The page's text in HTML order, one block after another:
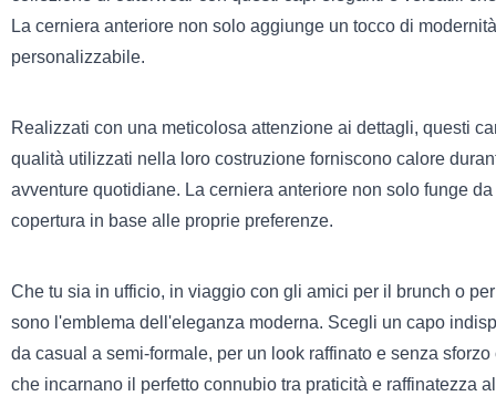
La cerniera anteriore non solo aggiunge un tocco di
personalizzabile.
Realizzati con una meticolosa attenzione ai dettagli, questi
qualità utilizzati nella loro costruzione forniscono calore
avventure quotidiane. La cerniera anteriore non solo funge
copertura in base alle proprie preferenze.
Che tu sia in ufficio, in viaggio con gli amici per il brunch o
sono l'emblema dell'eleganza moderna. Scegli un capo
da casual a semi-formale, per un look raffinato e senza
che incarnano il perfetto connubio tra praticità e raffinatezza